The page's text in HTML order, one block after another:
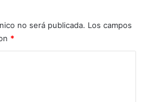
no será publicada. Los campos
*